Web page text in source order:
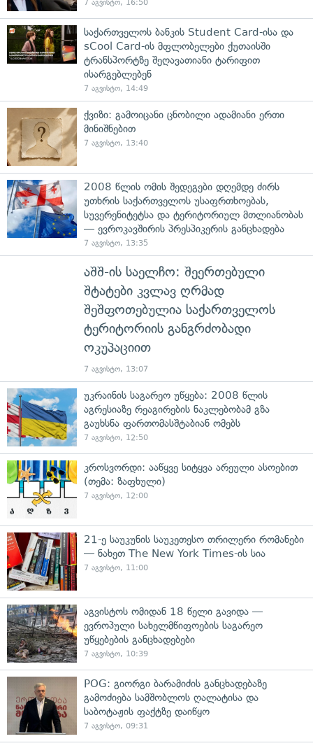
7 აგვისტო, 16:50
საქართველოს ბანკის Student Card-ისა და
sCool Card-ის მფლობელები ქუთაისში
ტრანსპორტზე შეღავათიანი ტარიფით
ისარგებლებენ
7 აგვისტო, 14:49
ქვიზი: გამოიცანი ცნობილი ადამიანი ერთი
მინიშნებით
7 აგვისტო, 13:40
2008 წლის ომის შედეგები დღემდე ძირს
უთხრის საქართველოს უსაფრთხოებას,
სუვერენიტეტსა და ტერიტორიულ მთლიანობას
— ევროკავშირის პრესპიკერის განცხადება
7 აგვისტო, 13:35
აშშ-ის საელჩო: შეერთებული
შტატები კვლავ ღრმად
შეშფოთებულია საქართველოს
ტერიტორიის განგრძობადი
ოკუპაციით
7 აგვისტო, 13:07
უკრაინის საგარეო უწყება: 2008 წლის
აგრესიაზე რეაგირების ნაკლებობამ გზა
გაუხსნა ფართომასშტაბიან ომებს
7 აგვისტო, 12:50
კროსვორდი: ააწყვე სიტყვა არეული ასოებით
(თემა: ზაფხული)
7 აგვისტო, 12:00
21-ე საუკუნის საუკეთესო თრილერი რომანები
— ნახეთ The New York Times-ის სია
7 აგვისტო, 11:00
აგვისტოს ომიდან 18 წელი გავიდა —
ევროპული სახელმწიფოების საგარეო
უწყებების განცხადებები
7 აგვისტო, 10:39
POG: გიორგი ბარამიძის განცხადებაზე
გამოძიება სამშობლოს ღალატისა და
საბოტაჟის ფაქტზე დაიწყო
7 აგვისტო, 09:31